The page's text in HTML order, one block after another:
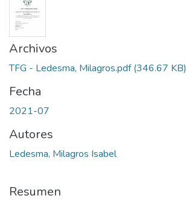
Archivos
TFG - Ledesma, Milagros.pdf(346.67 KB)
Fecha
2021-07
Autores
Ledesma, Milagros Isabel
Resumen